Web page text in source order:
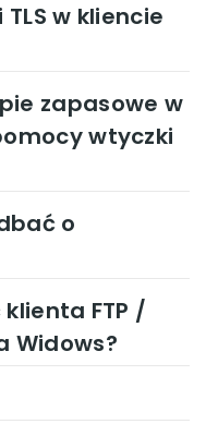
w kliencie
zapasowe w
wtyczki
o
FTP /
Widows?